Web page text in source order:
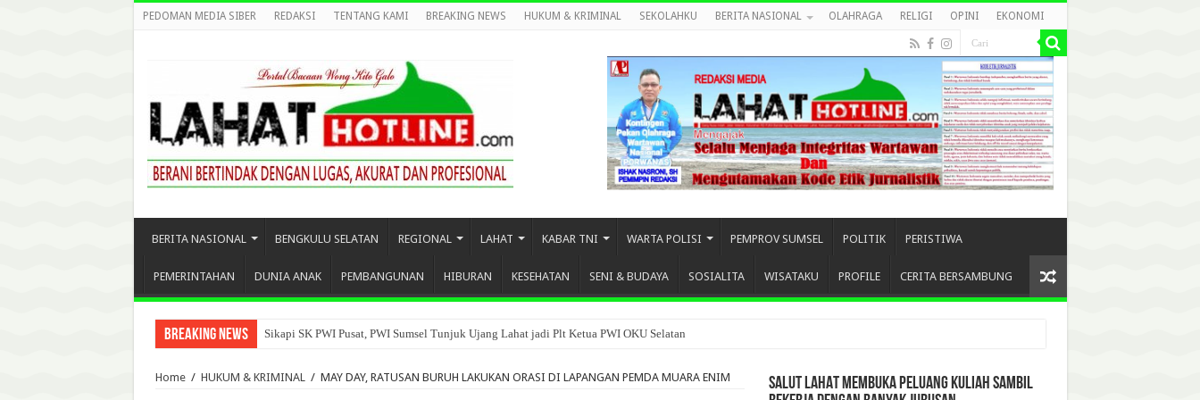
PEDOMAN MEDIA SIBER REDAKSI TENTANG KAMI BREAKING NEWS HUKUM & KRIMINAL SEKOLAHKU BERITA NASIONAL OLAHRAGA RELIGI OPINI EKONOMI
BERITA NASIONAL BENGKULU SELATAN REGIONAL LAHAT KABAR TNI WARTA POLISI PEMPROV SUMSEL POLITIK PERISTIWA
PEMERINTAHAN DUNIA ANAK PEMBANGUNAN HIBURAN KESEHATAN SENI & BUDAYA SOSIALITA WISATAKU PROFILE CERITA BERSAMBUNG
Breaking News Sikapi SK PWI Pusat, PWI Sumsel Tunjuk Ujang Lahat jadi Plt Ketua PWI OKU Selatan
Home / HUKUM & KRIMINAL / MAY DAY, RATUSAN BURUH LAKUKAN ORASI DI LAPANGAN PEMDA MUARA ENIM
SALUT LAHAT MEMBUKA PELUANG KULIAH SAMBIL